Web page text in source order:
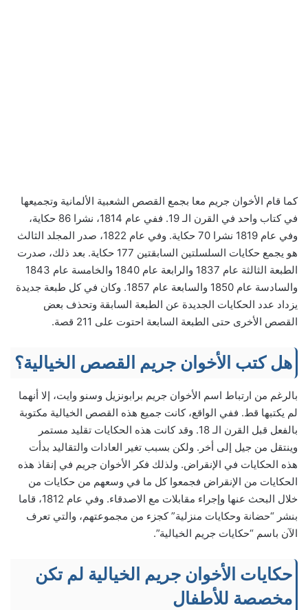
كما قام الأخوان جريم معا بجمع القصص الشعبية الألمانية وتجميعها
في كتاب واحد في القرن الـ 19. ففي عام 1814، نشرا 86 حكاية،
وفي عام 1819 نشرا 70 حكاية. وفي عام 1822، صدر المجلد الثالث
هو يجمع حكايات السلسلتين السابقتين 177 حكاية. بعد ذلك، صدرت
الطبعة الثالثة عام 1837 والرابعة عام 1840 والخامسة عام 1843
والسادسة عام 1850 والسابعة عام 1857. وكان في كل طبعة جديدة
يزداد عدد الحكايات الجديدة عن الطبعة السابقة وتحذف بعض
القصص الأخرى حتى الطبعة السابعة احتوت على 211 قصة.
هل كتب الأخوان جريم القصص الخيالية؟
بالرغم من ارتباط اسم الأخوان جريم برابونزيل وسنو وايت، إلا أنهما
لم يكتبها قط. ففي الواقع، كانت جميع هذه القصص الخيالية مكتوبة
بالفعل قبل القرن الـ 18. وقد كانت هذه الحكايات تقليد مستمر
وينتقل من جيل إلى أخر. ولكن بسبب تغير العادات والتقاليد بدأت
هذه الحكايات في الإنقراض. ولذلك فكر الأخوان جريم في إنقاذ هذه
الحكايات من الإنقراض فجمعوا كل ما في وسعهم من حكايات من
خلال البحث عنها وإجراء مقابلات مع الاصدقاء. وفي عام 1812، قاما
بنشر “حضانة وحكايات منزلية” كجزء من مجموعتهم، والتي تعرف
الآن باسم “حكايات جريم الخيالية”.
حكايات الأخوان جريم الخيالية لم تكن
مخصصة للأطفال